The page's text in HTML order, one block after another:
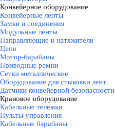
Конвейерное оборудование
Конвейерные ленты
Замки и соединения
Модульные ленты
Направляющие и натяжители
Цепи
Мотор-барабаны
Приводные ремни
Сетки металлические
Оборудование для стыковки лент
Датчики конвейерной безопасности
Крановое оборудование
Кабельные тележки
Пульты управления
Кабельные барабаны